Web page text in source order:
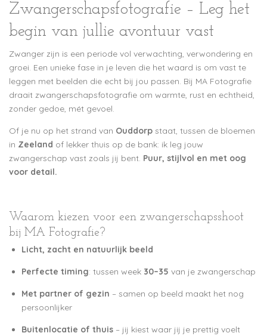
Zwangerschapsfotografie – Leg het
begin van jullie avontuur vast
Zwanger zijn is een periode vol verwachting, verwondering en
groei. Een unieke fase in je leven die het waard is om vast te
leggen met beelden die echt bij jou passen. Bij MA Fotografie
draait zwangerschapsfotografie om warmte, rust en echtheid,
zonder gedoe, mét gevoel.
Of je nu op het strand van Ouddorp staat, tussen de bloemen
in Zeeland of lekker thuis op de bank: ik leg jouw
zwangerschap vast zoals jij bent. Puur, stijlvol en met oog
voor detail.
Waarom kiezen voor een zwangerschapsshoot
bij MA Fotografie?
Licht, zacht en natuurlijk beeld
Perfecte timing: tussen week 30–35 van je zwangerschap
Met partner of gezin – samen op beeld maakt het nog
persoonlijker
Buitenlocatie of thuis – jij kiest waar jij je prettig voelt